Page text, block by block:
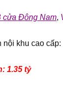
cửa Đông Nam,
nội khu cao
1.35 tỷ